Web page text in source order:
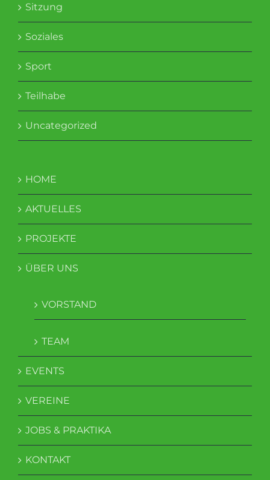
Sitzung
Soziales
Sport
Teilhabe
Uncategorized
HOME
AKTUELLES
PROJEKTE
ÜBER UNS
VORSTAND
TEAM
EVENTS
VEREINE
JOBS & PRAKTIKA
KONTAKT